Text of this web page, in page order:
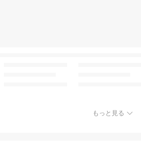
もっと見る